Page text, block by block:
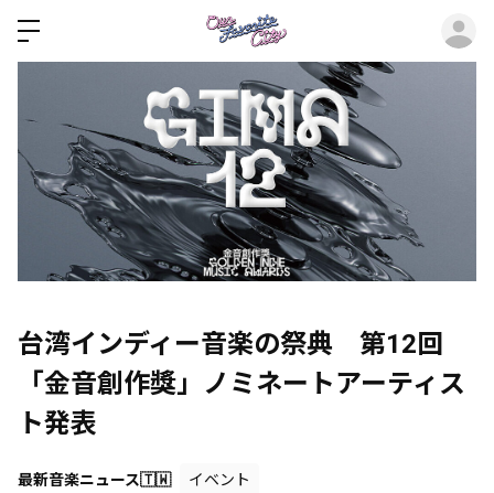
台湾インディー音楽の祭典 第12回
「金音創作獎」ノミネートアーティス
ト発表
最新音楽ニュース🇹🇼 イベント